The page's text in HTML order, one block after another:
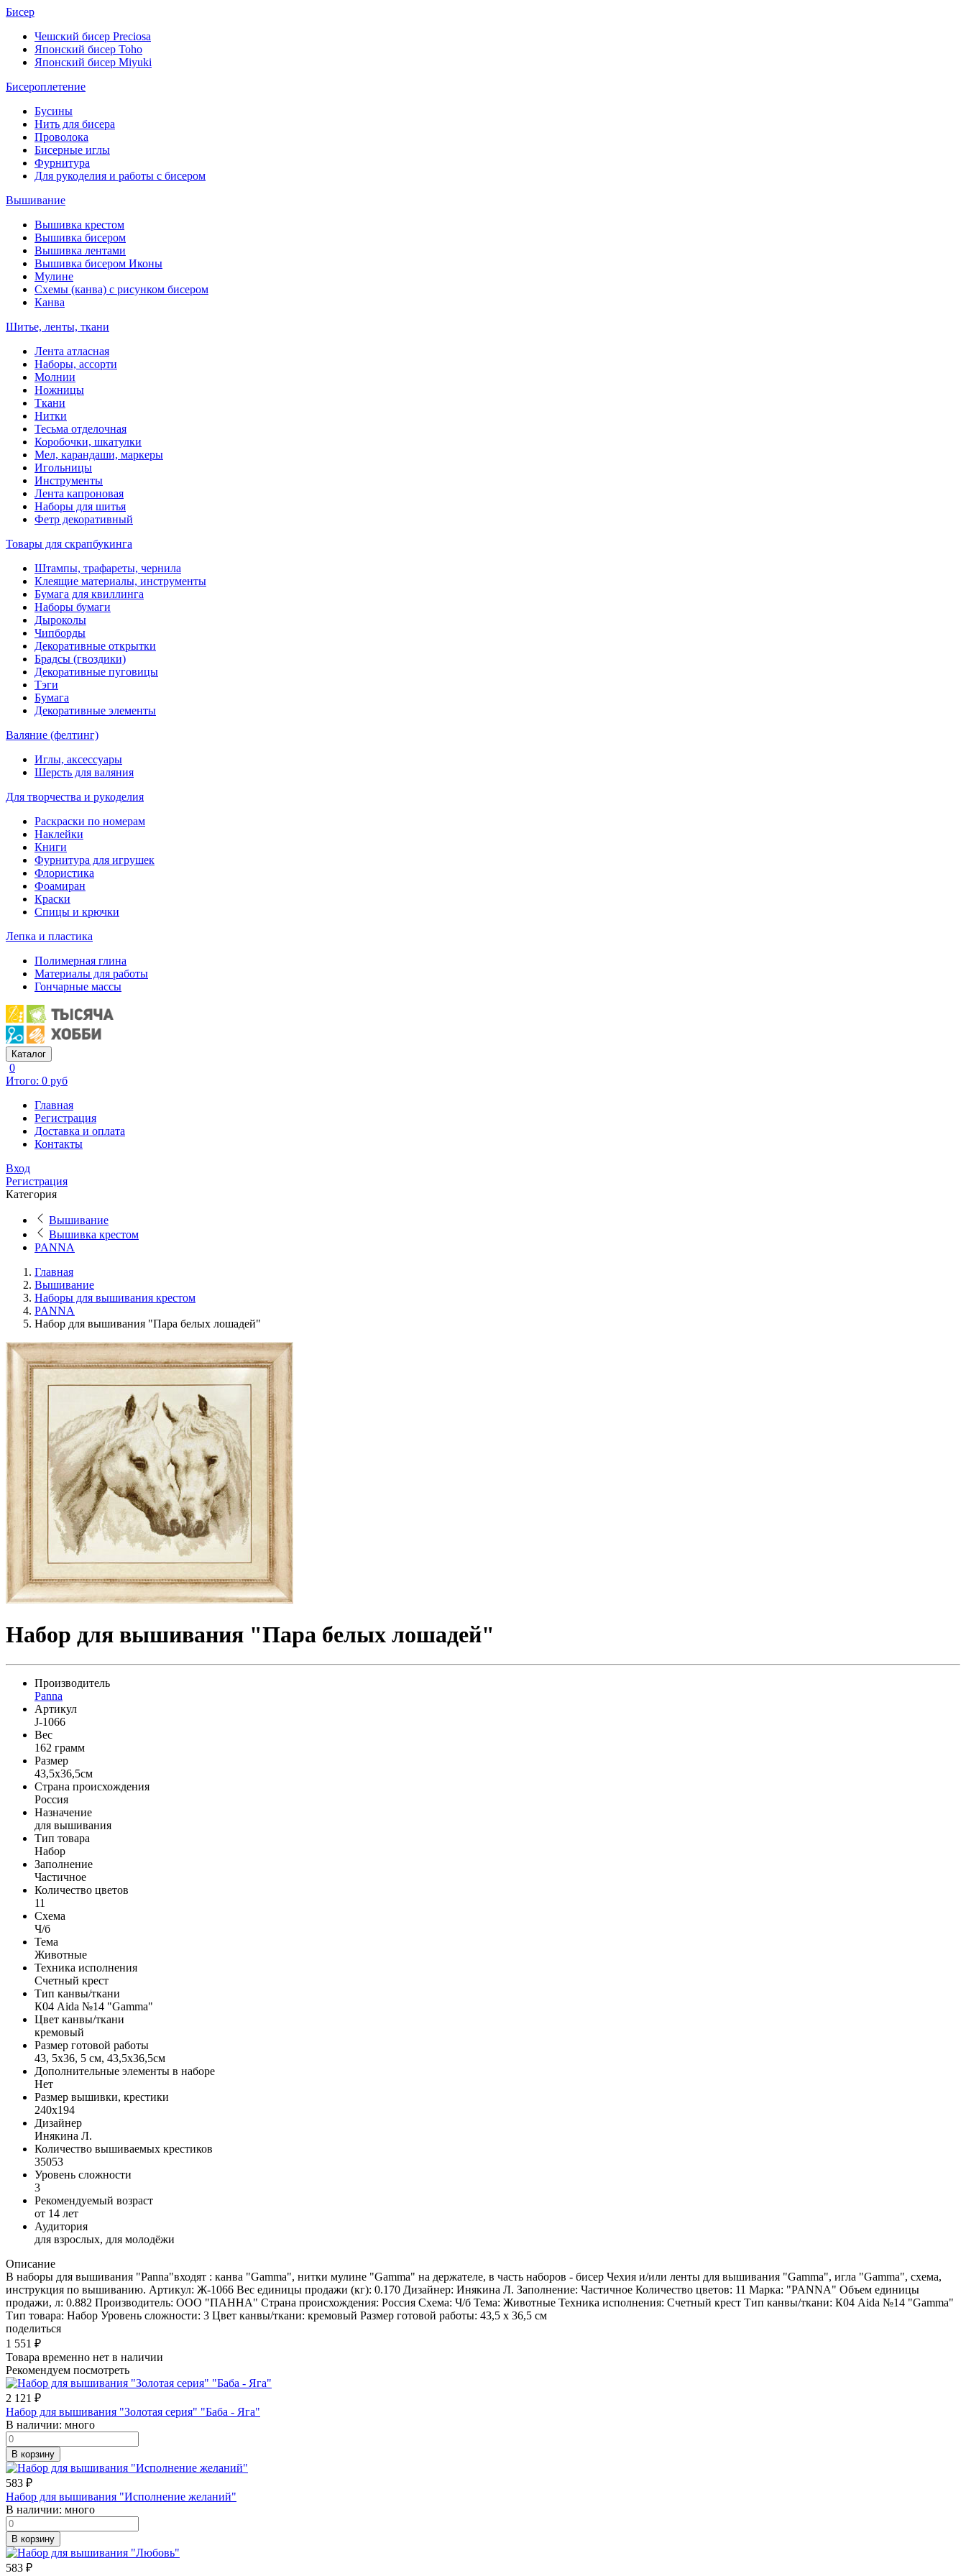
Бисер
Чешский бисер Preciosa
Японский бисер Toho
Японский бисер Miyuki
Бисероплетение
Бусины
Нить для бисера
Проволока
Бисерные иглы
Фурнитура
Для рукоделия и работы с бисером
Вышивание
Вышивка крестом
Вышивка бисером
Вышивка лентами
Вышивка бисером Иконы
Мулине
Схемы (канва) с рисунком бисером
Канва
Шитье, ленты, ткани
Лента атласная
Наборы, ассорти
Молнии
Ножницы
Ткани
Нитки
Тесьма отделочная
Коробочки, шкатулки
Мел, карандаши, маркеры
Игольницы
Инструменты
Лента капроновая
Наборы для шитья
Фетр декоративный
Товары для скрапбукинга
Штампы, трафареты, чернила
Клеящие материалы, инструменты
Бумага для квиллинга
Наборы бумаги
Дыроколы
Чипборды
Декоративные открытки
Брадсы (гвоздики)
Декоративные пуговицы
Тэги
Бумага
Декоративные элементы
Валяние (фелтинг)
Иглы, аксессуары
Шерсть для валяния
Для творчества и рукоделия
Раскраски по номерам
Наклейки
Книги
Фурнитура для игрушек
Флористика
Фоамиран
Краски
Спицы и крючки
Лепка и пластика
Полимерная глина
Материалы для работы
Гончарные массы
Каталог
0
Итого: 0 руб
Главная
Регистрация
Доставка и оплата
Контакты
Вход
Регистрация
Категория
Вышивание
Вышивка крестом
PANNA
Главная
Вышивание
Наборы для вышивания крестом
PANNA
Набор для вышивания "Пара белых лошадей"
Набор для вышивания "Пара белых лошадей"
Производитель
Panna
Артикул
J-1066
Вес
162 грамм
Размер
43,5x36,5см
Страна происхождения
Россия
Назначение
для вышивания
Тип товара
Набор
Заполнение
Частичное
Количество цветов
11
Схема
Ч/б
Тема
Животные
Техника исполнения
Счетный крест
Тип канвы/ткани
К04 Aida №14 "Gamma"
Цвет канвы/ткани
кремовый
Размер готовой работы
43, 5x36, 5 см, 43,5x36,5см
Дополнительные элементы в наборе
Нет
Размер вышивки, крестики
240x194
Дизайнер
Инякина Л.
Количество вышиваемых крестиков
35053
Уровень сложности
3
Рекомендуемый возраст
от 14 лет
Аудитория
для взрослых, для молодёжи
Описание
В наборы для вышивания "Panna"входят : канва "Gamma", нитки мулине "Gamma" на держателе, в часть наборов - бисер Чехия и/или ленты для вышивания "Gamma", игла "Gamma", схема,
инструкция по вышиванию. Артикул: Ж-1066 Вес единицы продажи (кг): 0.170 Дизайнер: Инякина Л. Заполнение: Частичное Количество цветов: 11 Марка: "PANNA" Объем единицы
продажи, л: 0.882 Производитель: ООО "ПАННА" Страна происхождения: Россия Схема: Ч/б Тема: Животные Техника исполнения: Счетный крест Тип канвы/ткани: К04 Aida №14 "Gamma"
Тип товара: Набор Уровень сложности: 3 Цвет канвы/ткани: кремовый Размер готовой работы: 43,5 x 36,5 см
поделиться
1 551 ₽
Товара временно нет в наличии
Рекомендуем посмотреть
2 121 ₽
Набор для вышивания "Золотая серия" "Баба - Яга"
В наличии: много
В корзину
583 ₽
Набор для вышивания "Исполнение желаний"
В наличии: много
В корзину
583 ₽